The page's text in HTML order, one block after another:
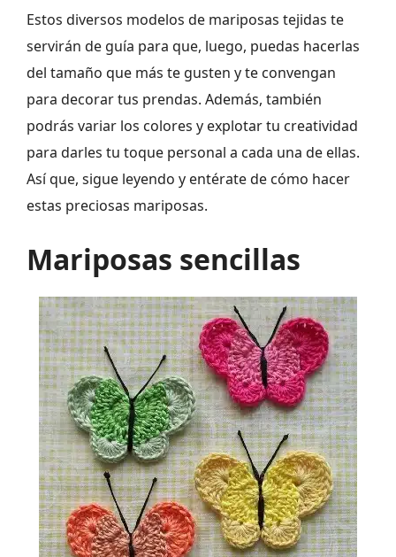
Estos diversos modelos de mariposas tejidas te
servirán de guía para que, luego, puedas hacerlas
del tamaño que más te gusten y te convengan
para decorar tus prendas. Además, también
podrás variar los colores y explotar tu creatividad
para darles tu toque personal a cada una de ellas.
Así que, sigue leyendo y entérate de cómo hacer
estas preciosas mariposas.
Mariposas sencillas